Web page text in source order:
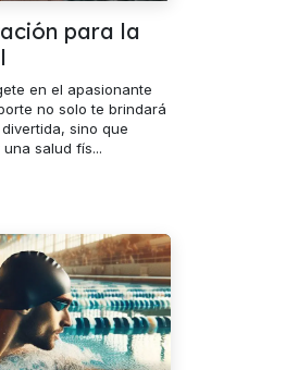
para la
en el apasionante
no solo te brindará
sino que
salud fís...